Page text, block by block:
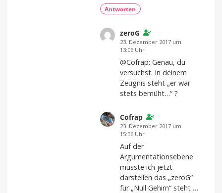
Antworten
zeroG
23. Dezember 2017 um
13:06 Uhr
@Cofrap: Genau, du
versuchst. In deinem
Zeugnis steht „er war
stets bemüht…“ ?
Cofrap
23. Dezember 2017 um
15:36 Uhr
Auf der
Argumentationsebene
müsste ich jetzt
darstellen das „zeroG“
für „Null Gehirn“ steht …